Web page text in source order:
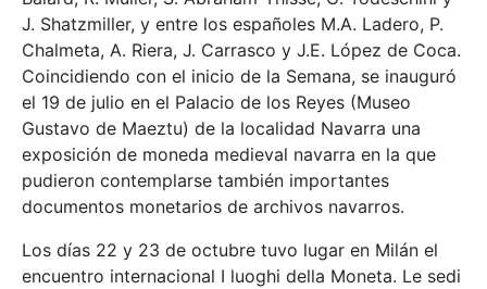
J. Shatzmiller, y entre los españoles M.A. Ladero, P.
Chalmeta, A. Riera, J. Carrasco y J.E. López de Coca.
Coincidiendo con el inicio de la Semana, se inauguró
el 19 de julio en el Palacio de los Reyes (Museo
Gustavo de Maeztu) de la localidad Navarra una
exposición de moneda medieval navarra en la que
pudieron contemplarse también importantes
documentos monetarios de archivos navarros.
Los días 22 y 23 de octubre tuvo lugar en Milán el
encuentro internacional I luoghi della Moneta. Le sedi